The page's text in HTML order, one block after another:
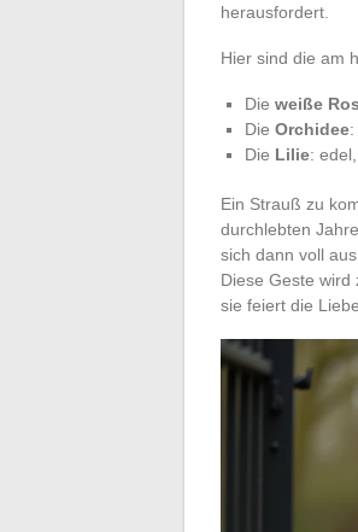
herausfordert.
Hier sind die am
Die weiße
Die Orchidee
Die Lilie:
Ein Strauß zu
durchlebten
sich dann voll
Diese Geste wird
sie feiert die